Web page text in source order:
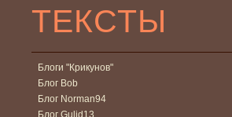
ТЕКСТЫ
Блоги "Крикунов"
Блог Bob
Блог Norman94
Блог Gulid13